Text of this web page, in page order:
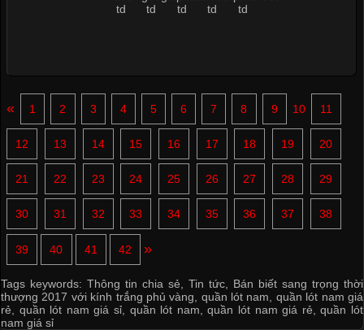
« 1 2 3 4 5 6 7 8 9 10 11
12 13 14 15 16 17 18 19 20
21 22 23 24 25 26 27 28 29
30 31 32 33 34 35 36 37 38
39 40 41 42 »
Tags keywords: Thông tin chia sẻ Tin tức
Bán biết sang trọng thời
thượng 2017 với kính trắng phủ vàng
quần lót nam
quần lót nam giá
rẻ
quần lót nam giá sỉ quần lót nam ,quần lót nam giá rẻ ,quần lót
nam giá sỉ